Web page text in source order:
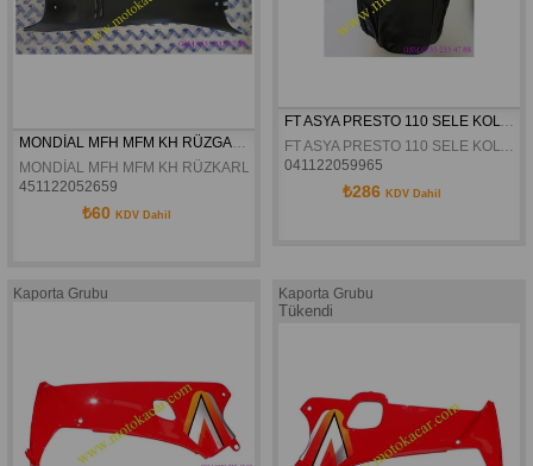
MONDİAL MFH MFM KH RÜZGARLIK ORTA PLASTİK ORJİNAL
MONDİAL MFH MFM KH RÜZKARLIK ORTA PLASTİK ORJİNAL
451122052659
₺60 KDV Dahil
FT ASYA PRESTO 110 SELE KOLTUK KILIFI
FT ASYA PRESTO 110 SELE KOLTUK KILIFI
041122059965
₺286 KDV Dahil
Kaporta Grubu Kaporta Grubu
Tükendi